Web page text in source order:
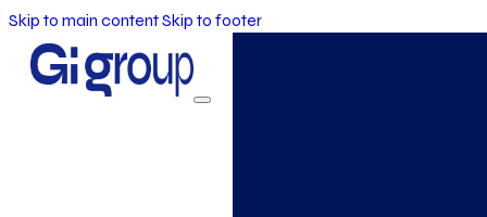
Skip to main contentSkip to footer